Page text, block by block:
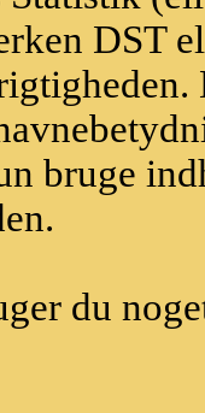
DST
bruge
du